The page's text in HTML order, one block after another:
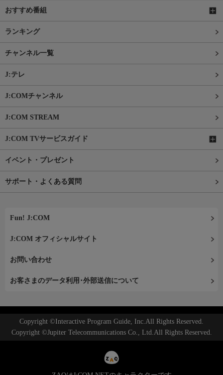
おすすめ番組
ランキング
チャンネル一覧
J:テレ
J:COMチャンネル
J:COM STREAM
J:COM TVサービスガイド
イベント・プレゼント
サポート・よくある質問
Fun! J:COM
J:COM オフィシャルサイト
お問い合わせ
お客さまのデータ利用･外部送信について
Copyright ©Interactive Program Guide, Inc.All Rights Reserved.
Copyright ©Jupiter Telecommunications Co., Ltd.All Rights Reserved.